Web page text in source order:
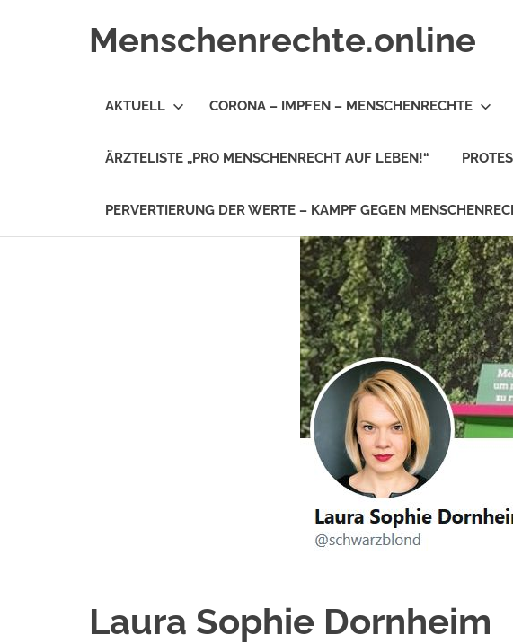
Menschenrechte.online
alle
Geborene
AKTUELL CORONA – IMPFEN – MENSCHENRECHTE
ÄRZTELISTE „PRO MENSCHENRECHT AUF LEBEN!“
PERVERTIERUNG DER WERTE – KAMPF GEGEN
Laura Sophie Dornheim